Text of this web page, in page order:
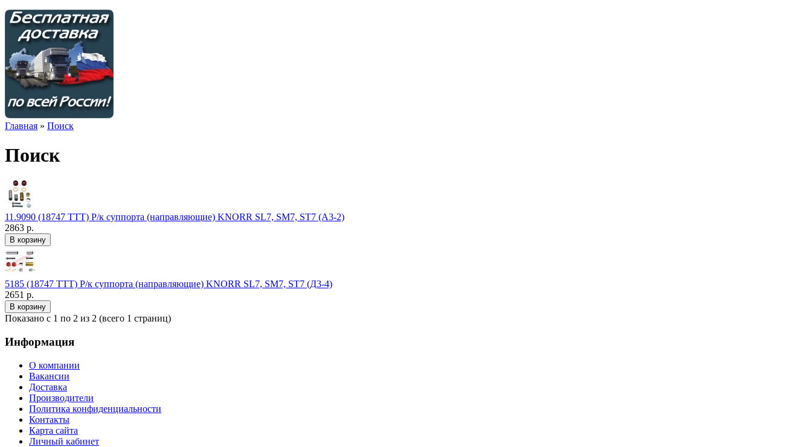
Главная » Поиск
Поиск
11.9090 (18747 TTT) Р/к суппорта (направляющие) KNORR SL7, SM7, ST7 (А3-2)
2863 р.
5185 (18747 TTT) Р/к суппорта (направляющие) KNORR SL7, SM7, ST7 (Д3-4)
2651 р.
Показано с 1 по 2 из 2 (всего 1 страниц)
Информация
О компании
Вакансии
Доставка
Производители
Политика конфиденциальности
Контакты
Карта сайта
Личный кабинет